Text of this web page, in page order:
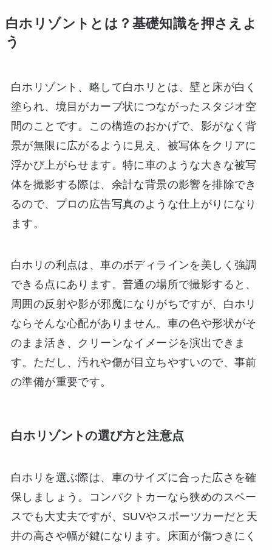
白ホリゾントとは？基礎知識を押さえよ
う
白ホリゾント、略して白ホリとは、壁と床が白く
塗られ、境目がカーブ状につながったスタジオ空
間のことです。この構造のおかげで、影がなく背
景が無限に広がるように見え、被写体をクリアに
浮かび上がらせます。特に車のような大きな被写
体を撮影する際は、余計な背景の影響を排除でき
るので、プロの広告写真のような仕上がりになり
ます。
白ホリの利点は、車のボディラインを美しく強調
できる点にあります。普通の場所で撮影すると、
周囲の反射や影が邪魔になりがちですが、白ホリ
ならそんな心配がありません。車の色や形状がそ
のまま活き、クリーンなイメージを演出できま
す。ただし、汚れや傷が目立ちやすいので、事前
の準備が重要です。
白ホリゾントの選び方と注意点
白ホリを選ぶ際は、車のサイズに合った広さを確
保しましょう。コンパクトカーなら狭めのスペー
スでも大丈夫ですが、SUVやスポーツカーだと天
井の高さや幅が鍵になります。床面が傷つきにく